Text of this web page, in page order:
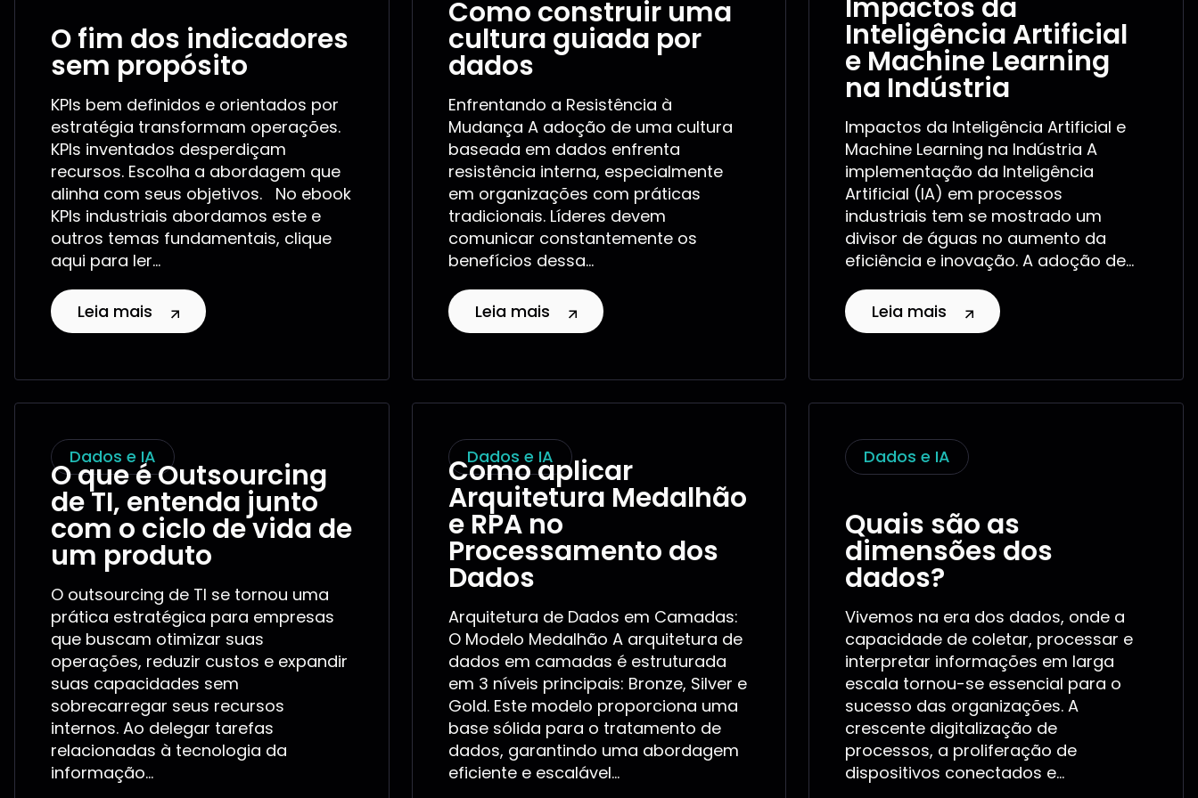
O fim dos indicadores
sem propósito
KPIs bem definidos e orientados por
estratégia transformam operações.
KPIs inventados desperdiçam
recursos. Escolha a abordagem que
alinha com seus objetivos. No ebook
KPIs industriais abordamos este e
outros temas fundamentais, clique
aqui para ler...
Leia mais
Como construir uma
cultura guiada por
dados
Enfrentando a Resistência à
Mudança A adoção de uma cultura
baseada em dados enfrenta
resistência interna, especialmente
em organizações com práticas
tradicionais. Líderes devem
comunicar constantemente os
benefícios dessa...
Leia mais
Impactos da
Inteligência Artificial
e Machine Learning
na Indústria
Impactos da Inteligência Artificial e
Machine Learning na Indústria A
implementação da Inteligência
Artificial (IA) em processos
industriais tem se mostrado um
divisor de águas no aumento da
eficiência e inovação. A adoção de...
Leia mais
Dados e IA
O que é Outsourcing
de TI, entenda junto
com o ciclo de vida de
um produto
O outsourcing de TI se tornou uma
prática estratégica para empresas
que buscam otimizar suas
operações, reduzir custos e expandir
suas capacidades sem
sobrecarregar seus recursos
internos. Ao delegar tarefas
relacionadas à tecnologia da
informação...
Dados e IA
Como aplicar
Arquitetura Medalhão
e RPA no
Processamento dos
Dados
Arquitetura de Dados em Camadas:
O Modelo Medalhão A arquitetura de
dados em camadas é estruturada
em 3 níveis principais: Bronze, Silver e
Gold. Este modelo proporciona uma
base sólida para o tratamento de
dados, garantindo uma abordagem
eficiente e escalável...
Dados e IA
Quais são as
dimensões dos
dados?
Vivemos na era dos dados, onde a
capacidade de coletar, processar e
interpretar informações em larga
escala tornou-se essencial para o
sucesso das organizações. A
crescente digitalização de
processos, a proliferação de
dispositivos conectados e...